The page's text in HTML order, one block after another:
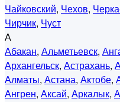
Чайковский, Чехов,
Чирчик, Чуст
А
Абакан, Альметьевск,
Архангельск, Астрахань,
Алматы, Астана, Актобе,
Ангрен, Аксай, Аркалык,